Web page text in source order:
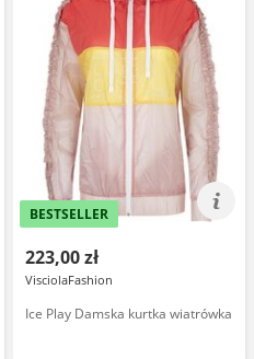
BESTSELLER
223,00 zł
VisciolaFashion
Ice Play Damska kurtka wiatrówka